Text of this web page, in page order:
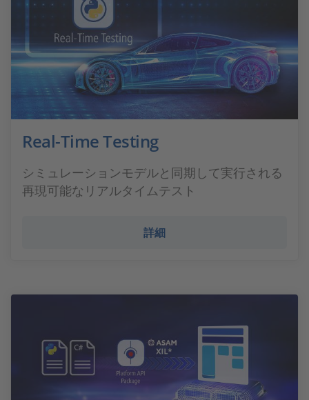
Real-Time Testing
シミュレーションモデルと同期して実行される
再現可能なリアルタイムテスト
詳細